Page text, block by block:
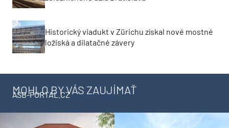
Historický viadukt v Zürichu získal nové mostné
ložiská a dilatačné závery
MOHLO BY VÁS ZAUJÍMAŤ
ASB-PORTAL.CZ